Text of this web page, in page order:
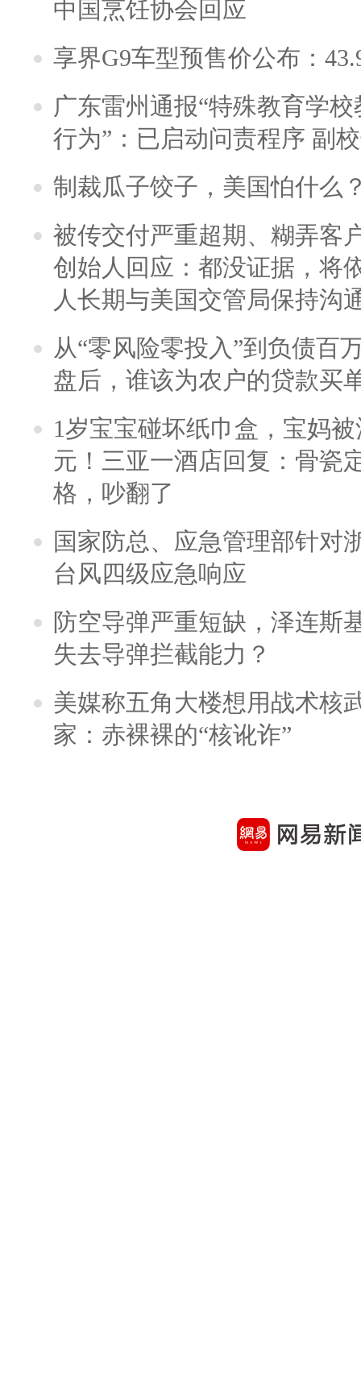
中国烹饪协会回应
享界G9车型预售价公布：
广东雷州通报“特殊教育学
行为”：已启动问责程序 副
制裁瓜子饺子，美国怕什么
被传交付严重超期、糊弄客
创始人回应：都没证据，将
人长期与美国交管局保持沟
从“零风险零投入”到负债百
盘后，谁该为农户的贷款买
1岁宝宝碰坏纸巾盒，宝妈
元！三亚一酒店回复：骨瓷
格，吵翻了
国家防总、应急管理部针对
台风四级应急响应
防空导弹严重短缺，泽连斯
失去导弹拦截能力？
美媒称五角大楼想用战术核
家：赤裸裸的“核讹诈”